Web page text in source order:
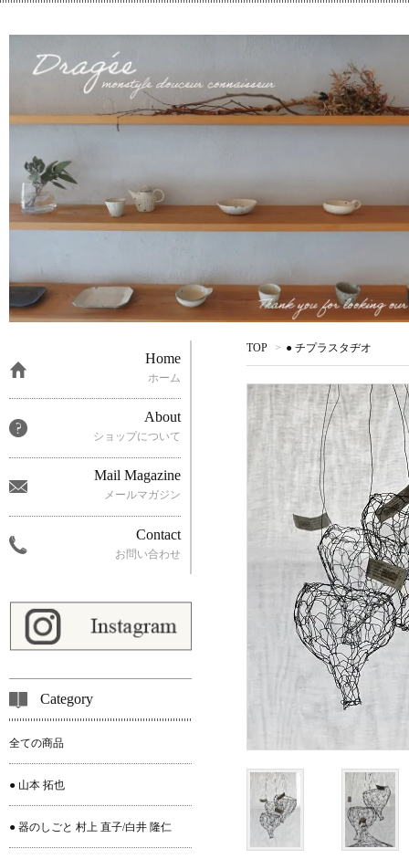
TOP > ● チプラスタヂオ
Home
ホーム
About
ショップについて
Mail Magazine
メールマガジン
Contact
お問い合わせ
Category
全ての商品
● 山本 拓也
● 器のしごと 村上 直子/白井 隆仁